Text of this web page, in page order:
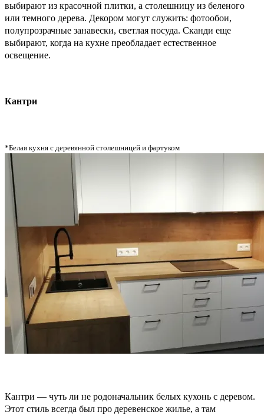
выбирают из красочной плитки, а столешницу из беленого
или темного дерева. Декором могут служить: фотообои,
полупрозрачные занавески, светлая посуда. Сканди еще
выбирают, когда на кухне преобладает естественное
освещение.
Кантри
*Белая кухня с деревянной столешницей и фартуком
Кантри — чуть ли не родоначальник белых кухонь с деревом.
Этот стиль всегда был про деревенское жилье, а там